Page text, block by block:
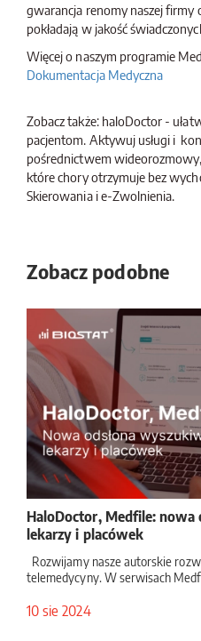
Medfile rozpoczyna
medycyny estetycznej
Medfile, rozwijany przez
system do zarządzania
29
gwarancja renomy naszej firmy
pokładają w jakość
Więcej o naszym programie
Dokumentacja Medyczna
Zobacz także: haloDoctor -
pacjentom. Aktywuj usługi i
pośrednictwem
które chory otrzymuje bez
Skierowania i e-Zwolnienia.
Zobacz podobne
HaloDoctor, Medfile: nowa
lekarzy i placówek
Rozwijamy nasze autorskie
telemedycyny. W serwisach
10 sie 2024